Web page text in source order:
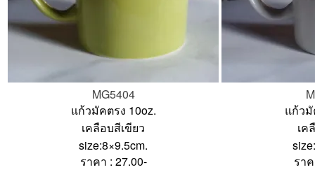
MG5404
แก้วมัคตรง 10oz.
เคลือบสีเขียว
size:8×9.5cm.
ราคา : 27.00-
แก้วมั
เค
รา